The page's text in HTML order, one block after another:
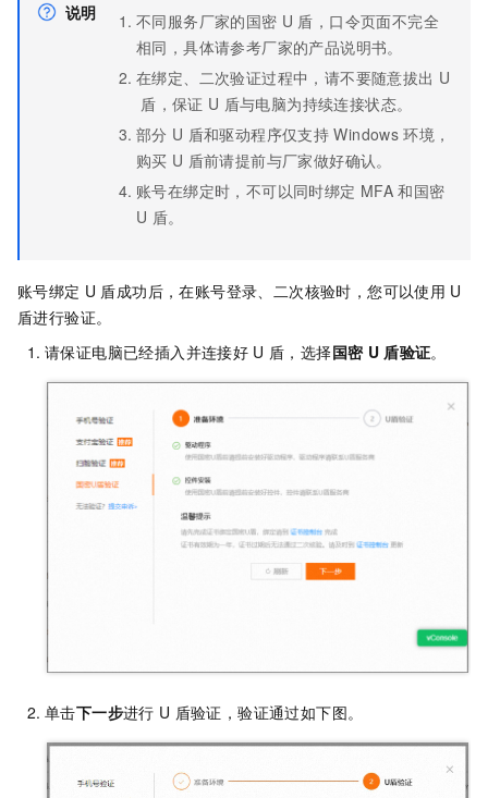
说明 不同服务厂家的国密 U 盾，口令页面不完全
相同，具体请参考厂家的产品说明书。
在绑定、二次验证过程中，请不要随意拔出 U
盾，保证 U 盾与电脑为持续连接状态。
部分 U 盾和驱动程序仅支持 Windows 环境，
购买 U 盾前请提前与厂家做好确认。
账号在绑定时，不可以同时绑定 MFA 和国密
U 盾。
账号绑定 U 盾成功后，在账号登录、二次核验时，您可以使用 U
盾进行验证。
请保证电脑已经插入并连接好 U 盾，选择国密 U 盾验证。
单击下一步进行 U 盾验证，验证通过如下图。